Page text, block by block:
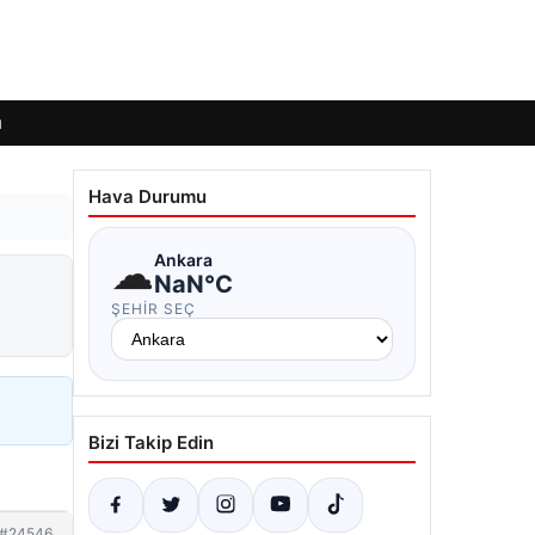
Hava Durumu
☁Ankara
NaN°C
ŞEHIR SEÇ
Bizi Takip Edin